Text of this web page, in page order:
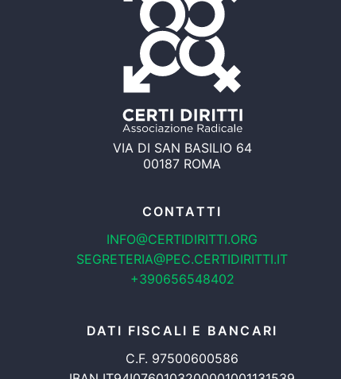
VIA DI SAN BASILIO 64
00187 ROMA
CONTATTI
INFO@CERTIDIRITTI.ORG
SEGRETERIA@PEC.CERTIDIRITTI.IT
+390656548402
DATI FISCALI E BANCARI
C.F. 97500600586